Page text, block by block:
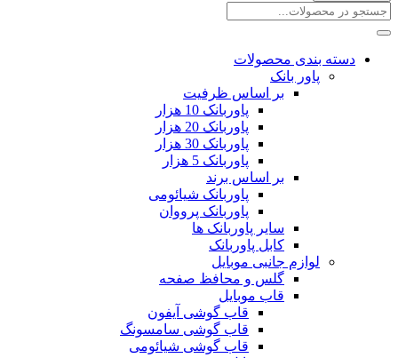
دسته بندی محصولات
پاور بانک
بر اساس ظرفیت
پاوربانک 10 هزار
پاوربانک 20 هزار
پاوربانک 30 هزار
پاوربانک 5 هزار
بر اساس برند
پاوربانک شیائومی
پاوربانک پرووان
سایر پاوربانک ها
کابل پاوربانک
لوازم جانبی موبایل
گلس و محافظ صفحه
قاب موبایل
قاب گوشی آیفون
قاب گوشی سامسونگ
قاب گوشی شیائومی